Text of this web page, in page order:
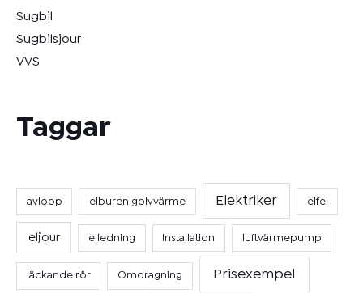
Sugbil
Sugbilsjour
VVS
Taggar
avlopp elburen golvvärme Elektriker elfel
eljour elledning Installation luftvärmepump
läckande rör Omdragning Prisexempel